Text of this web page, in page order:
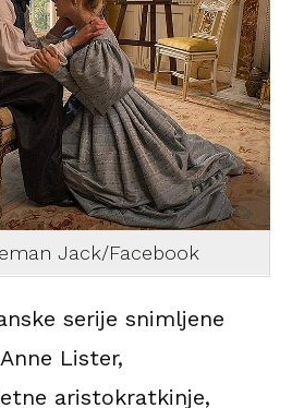
Jack/Facebook
serije snimljene
Lister,
aristokratkinje,